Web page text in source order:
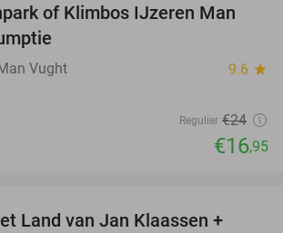
29%
of Klimbos IJzeren Man
Vught 9.6 star
Regulier €24
€16,95
Land van Jan Klaassen +